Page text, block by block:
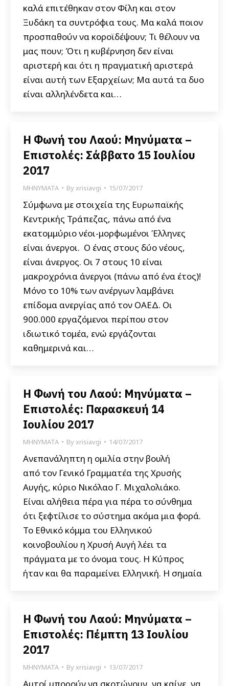
καλά επιτέθηκαν στον Φίλη και στον
Ξυδάκη τα συντρόφια τους. Μα καλά ποιον
προσπαθούν να κοροϊδέψουν; Τι θέλουν να
μας πουν; Ότι η κυβέρνηση δεν είναι
αριστερή και ότι η πραγματική αριστερά
είναι αυτή των Εξαρχείων; Μα αυτά τα δυο
είναι αλληλένδετα και…
Η Φωνή του Λαού: Μηνύματα –
Επιστολές: Σάββατο 15 Ιουλίου
2017
ΜΗΝΥΜΑΤΑ Byxrisiavgi 15/07/2017
Σύμφωνα με στοιχεία της Ευρωπαϊκής
Κεντρικής Τράπεζας, πάνω από ένα
εκατομμύριο νέοι-μορφωμένοι Έλληνες
είναι άνεργοι. Ο ένας στους δύο νέους,
είναι άνεργος. Οι 7 στους 10 είναι
μακροχρόνια άνεργοι (πάνω από ένα έτος)!
Μόνο το 10% των ανέργων λαμβάνει
επίδομα ανεργίας από τον ΟΑΕΔ. Οι
900.000 εργαζόμενοι περίπου στον
ιδιωτικό τομέα, ενώ εργάζονται
καθημερινά και…
Η Φωνή του Λαού: Μηνύματα –
Επιστολές: Παρασκευή 14
Ιουλίου 2017
ΜΗΝΥΜΑΤΑ Byxrisiavgi 14/07/2017
Ανεπανάληπτη η ομιλία στην βουλή
από τον Γενικό Γραμματέα της Χρυσής
Αυγής, κύριο Νικόλαο Γ. Μιχαλολιάκο.
Είναι αλήθεια πέρα για πέρα το σύνθημα
ότι ξεφτίλισε το σύστημα ακόμα μια φορά.
Το Εθνικό κόμμα του Ελληνικού
κοινοβουλίου η Χρυσή Αυγή λέει τα
πράγματα με το όνομα τους. Η Κύπρος
ήταν και θα παραμείνει Ελληνική. Η σημαία
Η Φωνή του Λαού: Μηνύματα –
Επιστολές: Πέμπτη 13 Ιουλίου
2017
ΜΗΝΥΜΑΤΑ Byxrisiavgi 13/07/2017